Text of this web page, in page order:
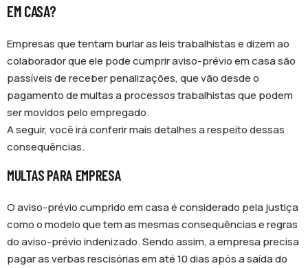
EM CASA?
Empresas que tentam burlar as leis trabalhistas e dizem ao
colaborador que ele pode cumprir aviso-prévio em casa são
passíveis de receber penalizações, que vão desde o
pagamento de multas a processos trabalhistas que podem
ser movidos pelo empregado.
A seguir, você irá conferir mais detalhes a respeito dessas
consequências.
MULTAS PARA EMPRESA
O aviso-prévio cumprido em casa é considerado pela justiça
como o modelo que tem as mesmas consequências e regras
do aviso-prévio indenizado. Sendo assim, a empresa precisa
pagar as verbas rescisórias em até 10 dias após a saída do